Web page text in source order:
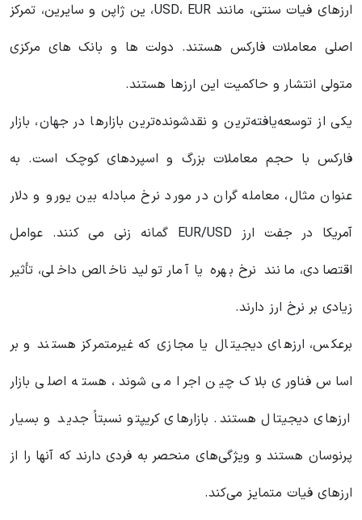
ارزهای فیات سنتی، مانند USD، EUR، ین ژاپن و سایرین، تمرکز
اصلی معاملات فارکس هستند. دولت ها و بانک های مرکزی
متولی انتشار و حاکمیت این ارزها هستند.
یکی از توسعه‌یافته‌ترین و نقدشونده‌ترین بازارها در جهان، بازار
فارکس با حجم معاملات بزرگ و اسپردهای کوچک است. به
عنوان مثال، معامله گران در مورد نرخ مبادله بین یورو و دلار
آمریکا در جفت ارز EUR/USD گمانه زنی می کنند. عوامل
اقتصادی، مانند نرخ بهره یا آمار تولید ناخالص داخلی، تأثیر
زیادی بر نرخ ارز دارند.
برعکس، ارزهای دیجیتال یا مجازی که غیرمتمرکز هستند و بر
اساس فناوری بلاک چین اجرا می شوند، هسته اصلی بازار
ارزهای دیجیتال هستند. بازارهای کریپتو نسبتاً جدید و بسیار
پرنوسان هستند و ویژگی‌های منحصر به فردی دارند که آنها را از
ارزهای فیات متمایز می‌کند.